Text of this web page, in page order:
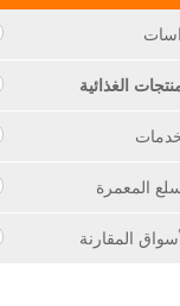
الغذائية
المعمرة
المقارنة